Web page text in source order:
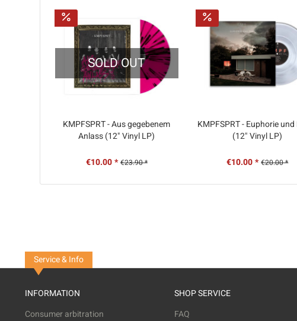
SOLD OUT
KMPFSPRT - Aus gegebenem
Anlass (12" Vinyl LP)
€10.00 * €23.90 *
KMPFSPRT - Euphorie
(12" Vinyl LP)
€10.00 * €20.00 *
Service & Info
INFORMATION
Consumer arbitration
SHOP SERVICE
FAQ